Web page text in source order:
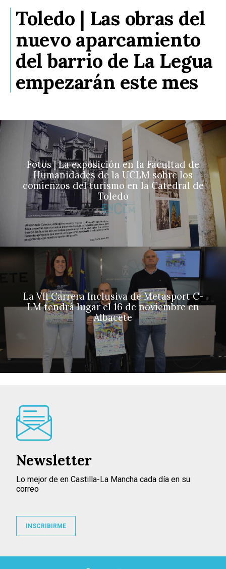
Toledo | Las obras del
nuevo aparcamiento
del barrio de La Legua
empezarán este mes
Fotos | La exposición en la Facultad de
Humanidades de la UCLM sobre los
comienzos del turismo en la Catedral de
Toledo
La VII Carrera Inclusiva de Metasport C-
LM tendrá lugar el 16 de noviembre en
Albacete
Newsletter
Lo mejor de en Castilla-La Mancha cada día en su
correo
INSCRIBIRME